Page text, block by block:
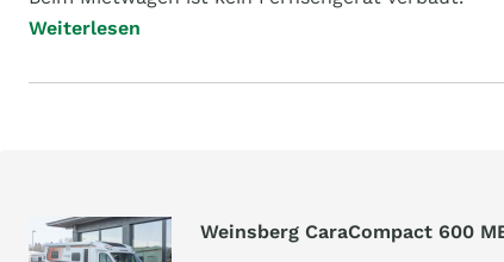
Weiterlesen
Weinsberg CaraCompact 600